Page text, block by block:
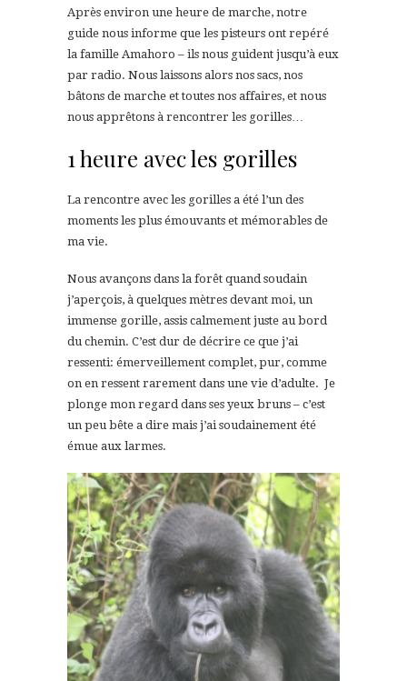
Après environ une heure de marche, notre
guide nous informe que les pisteurs ont repéré
la famille Amahoro – ils nous guident jusqu’à eux
par radio. Nous laissons alors nos sacs, nos
bâtons de marche et toutes nos affaires, et nous
nous apprêtons à rencontrer les gorilles…
1 heure avec les gorilles
La rencontre avec les gorilles a été l’un des
moments les plus émouvants et mémorables de
ma vie.
Nous avançons dans la forêt quand soudain
j’aperçois, à quelques mètres devant moi, un
immense gorille, assis calmement juste au bord
du chemin. C’est dur de décrire ce que j’ai
ressenti: émerveillement complet, pur, comme
on en ressent rarement dans une vie d’adulte. Je
plonge mon regard dans ses yeux bruns – c’est
un peu bête a dire mais j’ai soudainement été
émue aux larmes.